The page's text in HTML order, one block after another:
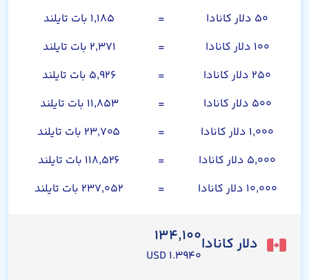
۵۰ دلار کانادا
=
۱,۱۸۵ بات تایلند
۱۰۰ دلار کانادا
=
۲,۳۷۱ بات تایلند
۲۵۰ دلار کانادا
=
۵,۹۲۶ بات تایلند
۵۰۰ دلار کانادا
=
۱۱,۸۵۳ بات تایلند
۱,۰۰۰ دلار کانادا
=
۲۳,۷۰۵ بات تایلند
۵,۰۰۰ دلار کانادا
=
۱۱۸,۵۲۶ بات تایلند
۱۰,۰۰۰ دلار کانادا
= ۲۳۷,۰۵۲ بات تایلند
دلار کانادا۱۳۴,۱۰۰
۱.۳۹۴۰ USD